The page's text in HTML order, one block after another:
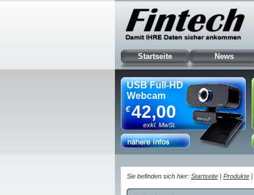
Startseite News
USB Full-HD
Webcam
42,00
€
exkl. MwSt.
Sie befinden sich hier: Startseite| Produkte|